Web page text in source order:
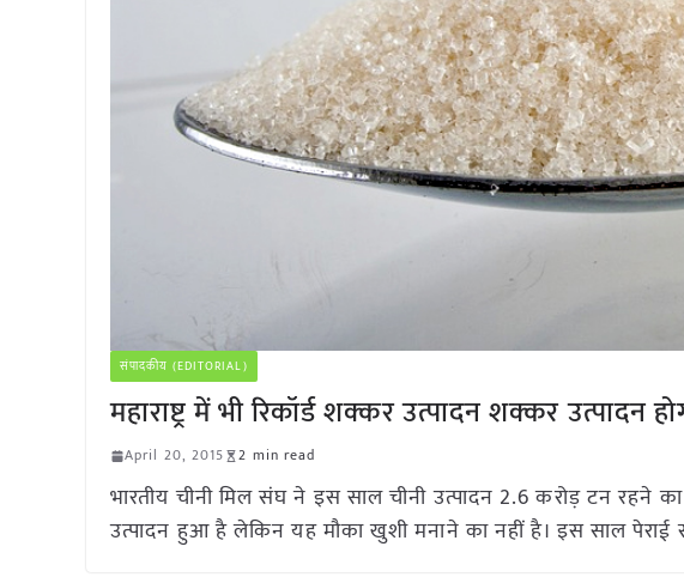
संपादकीय (EDITORIAL)
महाराष्ट्र में भी रिकॉर्ड शक्कर उत्पादन शक्कर उत्पादन
April 20, 2015 2 min read
भारतीय चीनी मिल संघ ने इस साल चीनी उत्पादन 2.6 करोड़ टन रहने का
उत्पादन हुआ है लेकिन यह मौका खुशी मनाने का नहीं है। इस साल पेराई